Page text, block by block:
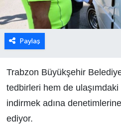
Paylaş
Trabzon Büyükşehir
tedbirleri hem de
indirmek adına
ediyor.